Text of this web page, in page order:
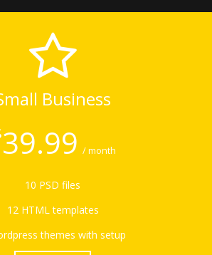
Business
39.99 / month
10 PSD files
12 HTML templates
themes with setup